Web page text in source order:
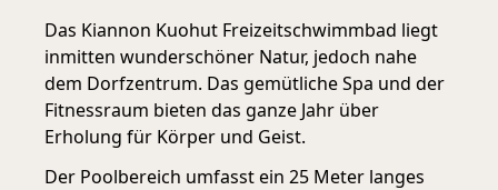
Das Kiannon Kuohut Freizeitschwimmbad liegt
inmitten wunderschöner Natur, jedoch nahe
dem Dorfzentrum. Das gemütliche Spa und der
Fitnessraum bieten das ganze Jahr über
Erholung für Körper und Geist.
Der Poolbereich umfasst ein 25 Meter langes